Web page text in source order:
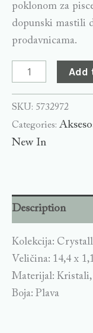
poklonom za
dopunski mastili
prodavnicama.
Add
SKU: 5732972
Categories:
New In
Description
Kolekcija:
Veličina: 14,4 x
Materijal:
Boja: Plava